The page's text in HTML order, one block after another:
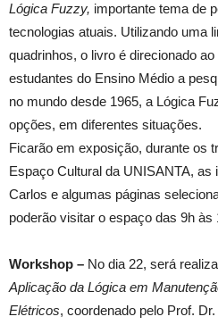
Lógica Fuzzy, importante tema de
tecnologias atuais. Utilizando uma
quadrinhos, o livro é direcionado
estudantes do Ensino Médio a
no mundo desde 1965, a Lógica
opções, em diferentes situações.
Ficarão em exposição, durante os
Espaço Cultural da UNISANTA,
Carlos e algumas páginas
poderão visitar o espaço das 9h às
Workshop – No dia 22, será
Aplicação da Lógica em
Elétricos, coordenado pelo Prof.